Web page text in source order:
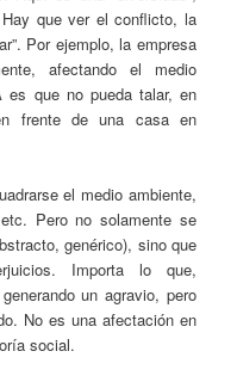
que ver el conflicto, la
Por ejemplo, la empresa
afectando el medio
es que no pueda talar, en
frente de una casa en
el medio ambiente,
Pero no solamente se
genérico), sino que
Importa lo que,
un agravio, pero
No es una afectación en
social.